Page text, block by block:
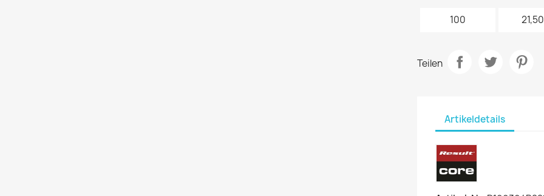
100
Teilen
Artikeldetails